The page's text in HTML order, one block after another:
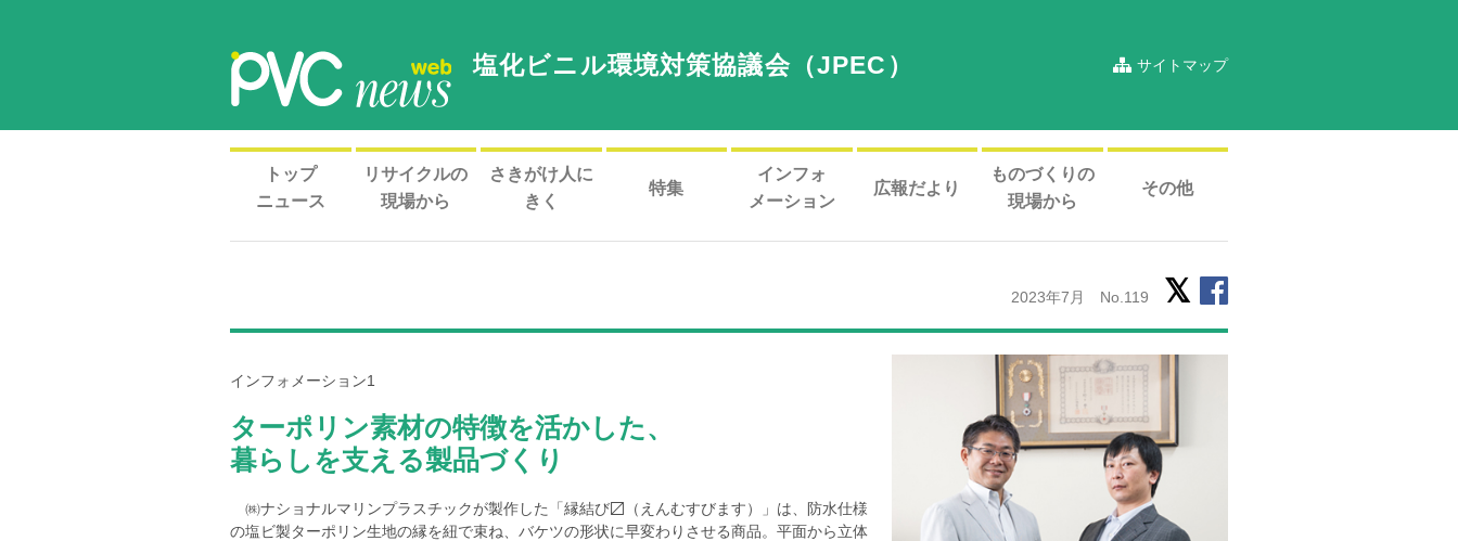
塩化ビニル環境対策協議会（JPEC） サイトマップ
トップ
ニュース
リサイクルの
現場から
さきがけ人に
きく
特集
インフォ
メーション
広報だより
ものづくりの
現場から
その他
2023年7月 No.119
インフォメーション1
ターポリン素材の特徴を活かした、
暮らしを支える製品づくり
㈱ナショナルマリンプラスチックが製作した「縁結び〼（えんむすびます）」は、防水仕様
の塩ビ製ターポリン生地の縁を紐で束ね、バケツの形状に早変わりさせる商品。平面から立体